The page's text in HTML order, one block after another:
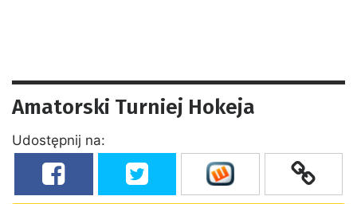
Amatorski Turniej Hokeja
Udostępnij na: